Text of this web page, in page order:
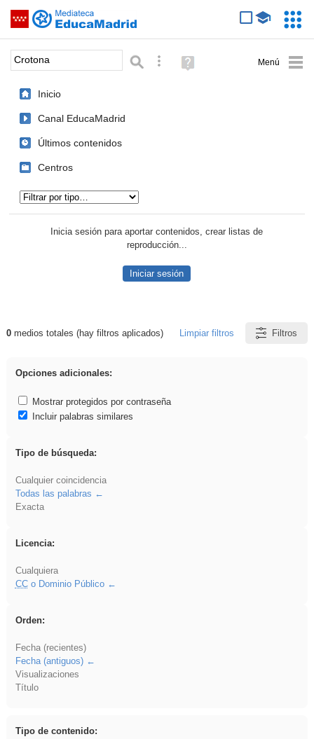
Saltar navegación
Palabra o frase: Búsqueda avanzada
Ayuda
(en
Inicio
Canal EducaMadrid
Últimos contenidos
Centros
Inicia sesión para aportar contenidos, crear listas de
reproducción...
Iniciar sesión
Resultados de: Crotona
0medios totales (hay filtros aplicados) Limpiar filtros Filtros
Opciones adicionales:
Mostrar protegidos por contraseña
Incluir palabras similares
Tipo de búsqueda:
Cualquier coincidencia
Todas las palabras
Exacta
Licencia:
Cualquiera
CCo Dominio Público
Orden:
Fecha (recientes)
Fecha (antiguos)
Visualizaciones
Título
Tipo de contenido: